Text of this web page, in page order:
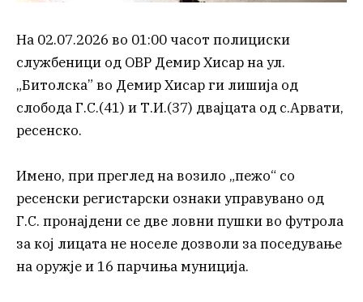
На 02.07.2026 во 01:00 часот полициски
службеници од ОВР Демир Хисар на ул.
„Битолска” во Демир Хисар ги лишија од
слобода Г.С.(41) и Т.И.(37) двајцата од с.Арвати,
ресенско.
Имено, при преглед на возило „пежо“ со
ресенски регистарски ознаки управувано од
Г.С. пронајдени се две ловни пушки во футрола
за кој лицата не носеле дозволи за поседување
на оружје и 16 парчиња муниција.